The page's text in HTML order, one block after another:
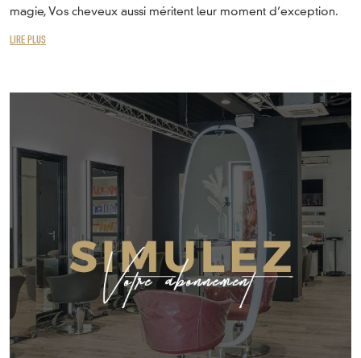
magie, Vos cheveux aussi méritent leur moment d’exception.
LIRE PLUS